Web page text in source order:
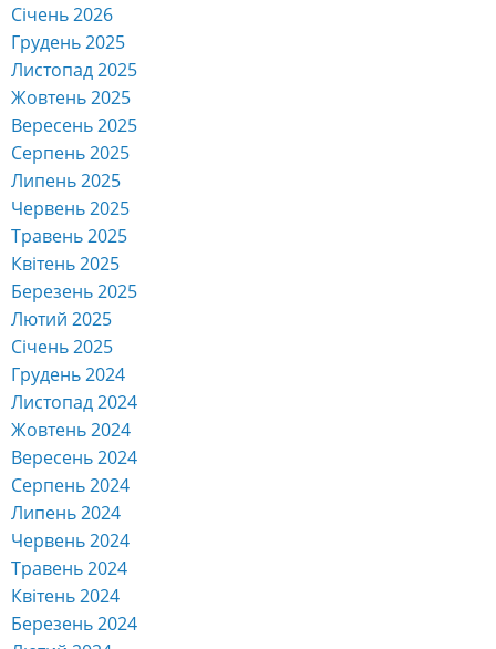
Січень 2026
Грудень 2025
Листопад 2025
Жовтень 2025
Вересень 2025
Серпень 2025
Липень 2025
Червень 2025
Травень 2025
Квітень 2025
Березень 2025
Лютий 2025
Січень 2025
Грудень 2024
Листопад 2024
Жовтень 2024
Вересень 2024
Серпень 2024
Липень 2024
Червень 2024
Травень 2024
Квітень 2024
Березень 2024